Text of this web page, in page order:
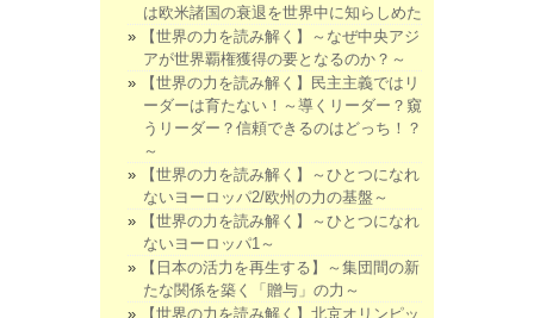
は欧米諸国の衰退を世界中に知らしめた
【世界の力を読み解く】～なぜ中央アジ
アが世界覇権獲得の要となるのか？～
【世界の力を読み解く】民主主義ではリ
ーダーは育たない！～導くリーダー？窺
うリーダー？信頼できるのはどっち！？
～
【世界の力を読み解く】～ひとつになれ
ないヨーロッパ2/欧州の力の基盤～
【世界の力を読み解く】～ひとつになれ
ないヨーロッパ1～
【日本の活力を再生する】～集団間の新
たな関係を築く「贈与」の力～
【世界の力を読み解く】北京オリンピッ